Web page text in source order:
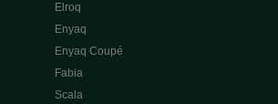
Elroq
Enyaq
Enyaq Coupé
Fabia
Scala